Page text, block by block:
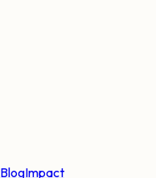
BlogImpact